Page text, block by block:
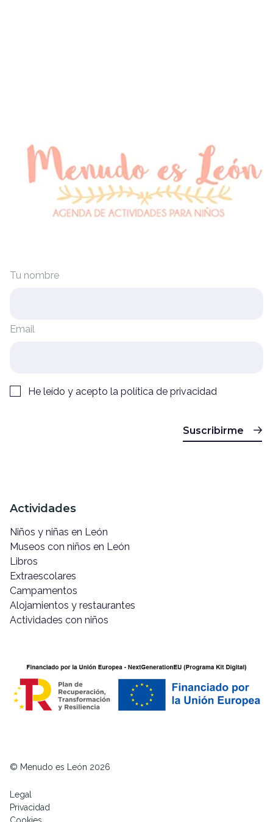
Tu nombre
Email
He leído y acepto la política de privacidad
Suscribirme
Actividades
Niños y niñas en León
Museos con niños en León
Libros
Extraescolares
Campamentos
Alojamientos y restaurantes
Actividades con niños
© Menudo es León 2026
Legal
Privacidad